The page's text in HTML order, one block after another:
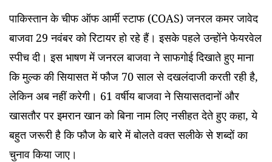
पाकिस्तान के चीफ ऑफ आर्मी स्टाफ (COAS) जनरल कमर जावेद
बाजवा 29 नवंबर को रिटायर हो रहे हैं। इसके पहले उन्होंने फेयरवेल
स्पीच दी। इस भाषण में जनरल बाजवा ने साफगोई दिखाते हुए माना
कि मुल्क की सियासत में फौज 70 साल से दखलंदाजी करती रही है,
लेकिन अब नहीं करेगी। 61 वर्षीय बाजवा ने सियासतदानों और
खासतौर पर इमरान खान को बिना नाम लिए नसीहत देते हुए कहा, ये
बहुत जरूरी है कि फौज के बारे में बोलते वक्त सलीके से शब्दों का
चुनाव किया जाए।